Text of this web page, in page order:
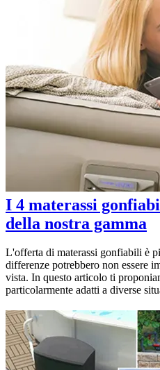
I 4 materassi
della nostra gamma
L'offerta di materassi gonfiabili è
differenze potrebbero non essere
vista. In questo articolo ti
particolarmente adatti a diverse